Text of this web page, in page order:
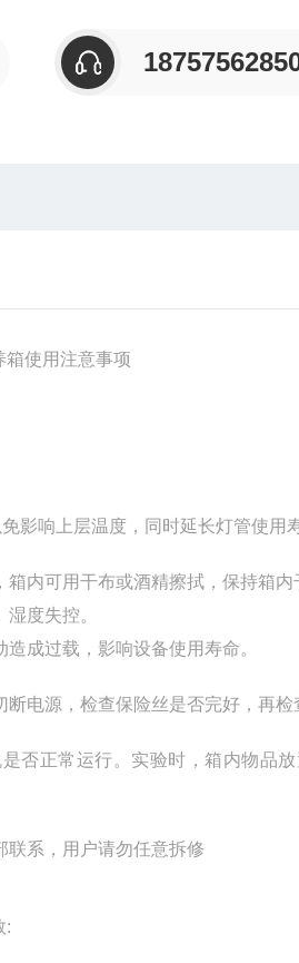
箱使用注意事项
影响上层温度，同时延长灯管使用
内可用干布或酒精擦拭，保持箱内
度失控。
成过载，影响设备使用寿命。
电源，检查保险丝是否完好，再检
否正常运行。实验时，箱内物品
联系，用户请勿任意拆修
: